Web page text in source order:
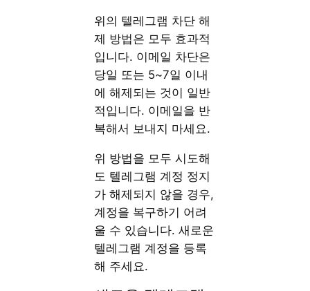
위의 텔레그램 차단 해
제 방법은 모두 효과적
입니다. 이메일 차단은
당일 또는 5~7일 이내
에 해제되는 것이 일반
적입니다. 이메일을 반
복해서 보내지 마세요.
위 방법을 모두 시도해
도 텔레그램 계정 정지
가 해제되지 않을 경우,
계정을 복구하기 어려
울 수 있습니다. 새로운
텔레그램 계정을 등록
해 주세요.